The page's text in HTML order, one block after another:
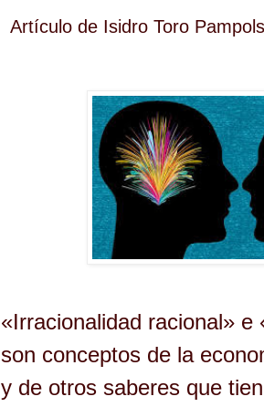
Artículo de Isidro Toro Pampols
«Irracionalidad racional» e
son conceptos de la
y de otros saberes que